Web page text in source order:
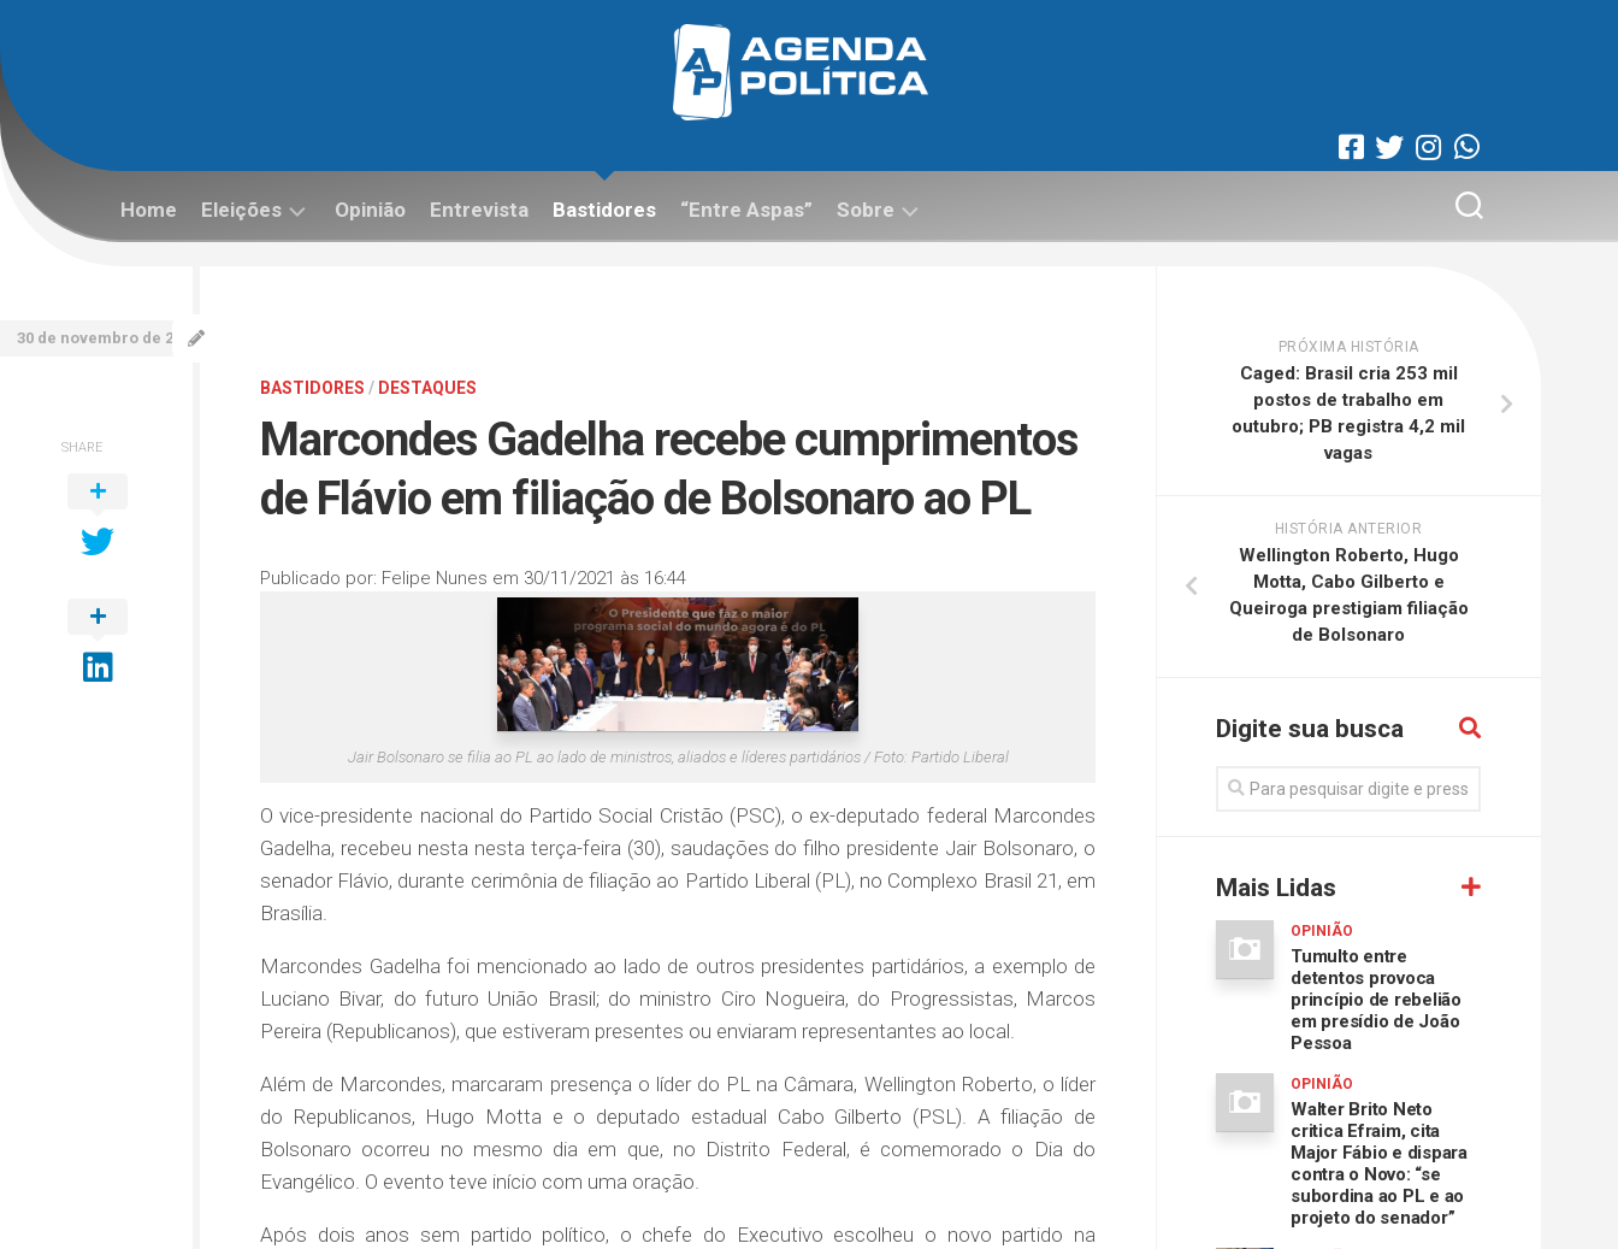
content
Home Eleições Opinião Entrevista Bastidores “Entre Aspas” Sobre
BASTIDORES / DESTAQUES
Marcondes Gadelha recebe cumprimentos
de Flávio em filiação de Bolsonaro ao PL
Publicado por: Felipe Nunes em 30/11/2021 às 16:44
30 de novembro de 2021
Jair Bolsonaro se filia ao PL ao lado de ministros, aliados e líderes partidários / Foto: Partido Liberal
O vice-presidente nacional do Partido Social Cristão (PSC), o ex-deputado federal Marcondes
Gadelha, recebeu nesta nesta terça-feira (30), saudações do filho presidente Jair Bolsonaro, o
senador Flávio, durante cerimônia de filiação ao Partido Liberal (PL), no Complexo Brasil 21, em
Brasília.
Marcondes Gadelha foi mencionado ao lado de outros presidentes partidários, a exemplo de
Luciano Bivar, do futuro União Brasil; do ministro Ciro Nogueira, do Progressistas, Marcos
Pereira (Republicanos), que estiveram presentes ou enviaram representantes ao local.
Além de Marcondes, marcaram presença o líder do PL na Câmara, Wellington Roberto, o líder
do Republicanos, Hugo Motta e o deputado estadual Cabo Gilberto (PSL). A filiação de
Bolsonaro ocorreu no mesmo dia em que, no Distrito Federal, é comemorado o Dia do
Evangélico. O evento teve início com uma oração.
Após dois anos sem partido político, o chefe do Executivo escolheu o novo partido na
SHARE
PRÓXIMA HISTÓRIA
Caged: Brasil cria 253 mil
postos de trabalho em
outubro; PB registra 4,2 mil
vagas
HISTÓRIA ANTERIOR
Wellington Roberto, Hugo
Motta, Cabo Gilberto e
Queiroga prestigiam filiação
de Bolsonaro
Digite sua busca
Mais Lidas
OPINIÃO
Tumulto entre
detentos provoca
princípio de rebelião
em presídio de João
Pessoa
OPINIÃO
Walter Brito Neto
critica Efraim, cita
Major Fábio e dispara
contra o Novo: “se
subordina ao PL e ao
projeto do senador”